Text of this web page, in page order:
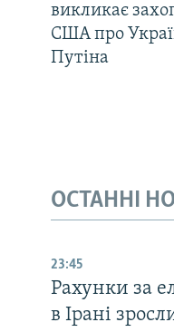
викликає
США про
Путіна
ОСТАННІ
23:45
Рахунки за
в Ірані